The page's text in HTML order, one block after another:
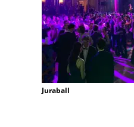
Juraball